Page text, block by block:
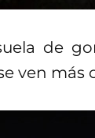
de
ven más